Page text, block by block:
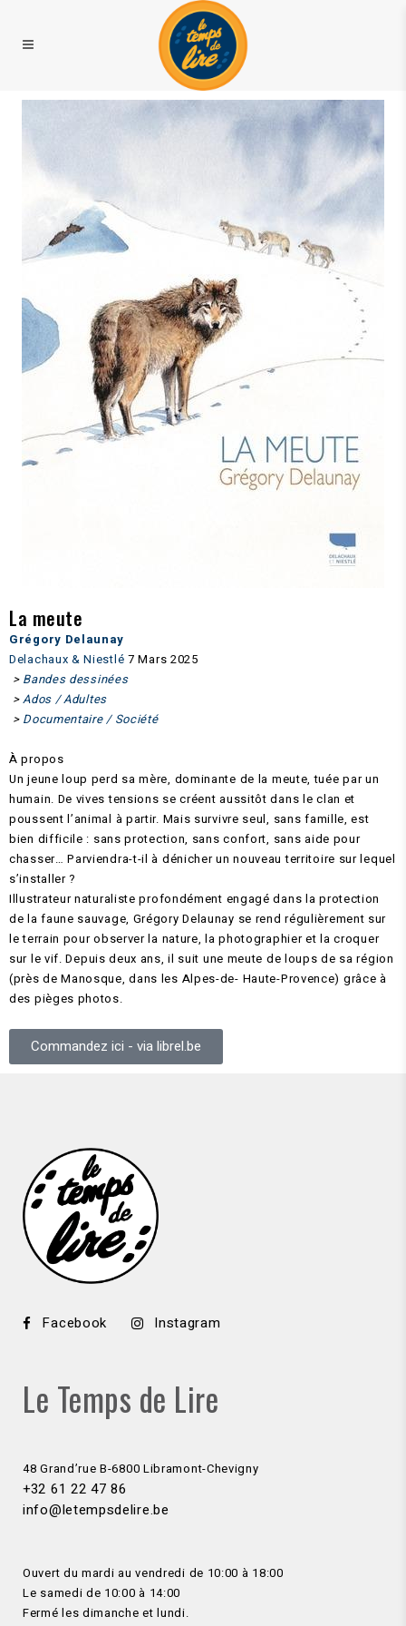
La meute
Grégory Delaunay
Delachaux & Niestlé 7 Mars 2025
> Bandes dessinées
>Ados / Adultes
> Documentaire / Société
À propos
Un jeune loup perd sa mère, dominante de la meute, tuée par un
humain. De vives tensions se créent aussitôt dans le clan et
poussent l’animal à partir. Mais survivre seul, sans famille, est
bien difficile : sans protection, sans confort, sans aide pour
chasser… Parviendra-t-il à dénicher un nouveauterritoire sur lequel
s’installer ?
Illustrateur naturaliste profondément engagé dans la protection
de la faune sauvage, Grégory Delaunay se rend régulièrement sur
le terrain pour observer la nature, la photographier et la croquer
sur le vif. Depuis deux ans, il suit une meute de loups de sa région
(près de Manosque, dans les Alpes-de- Haute-Provence) grâce à
des pièges photos.
Commandez ici - via librel.be
Facebook Instagram
Le Temps de Lire
48 Grand’rue B-6800 Libramont-Chevigny
+32 61 22 47 86
info@letempsdelire.be
Ouvert du mardi au vendredi de 10:00 à 18:00
Le samedi de 10:00 à 14:00
Fermé les dimanche et lundi.